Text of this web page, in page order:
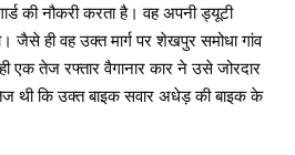
की नौकरी करता है। वह अपनी ड्यूटी
ही वह उक्त मार्ग पर शेखपुर समोधा गांव
एक तेज रफ्तार वैगानार कार ने उसे जोरदार
थी कि उक्त बाइक सवार अधेड़ की बाइक के